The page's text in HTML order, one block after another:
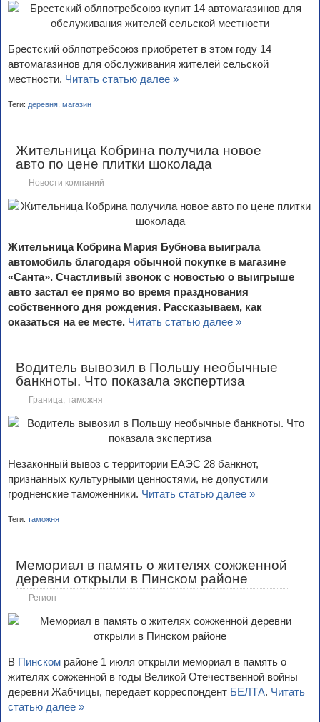
Брестский облпотребсоюз приобретет в этом году 14
автомагазинов для обслуживания жителей сельской
местности. Читать статью далее »
Теги: деревня магазин
Жительница Кобрина получила новое
авто по цене плитки шоколада
Новости компаний
Жительница Кoбрина Мария Бубнова выиграла
автомобиль благодаря обычной покупке в магазине
«Санта». Счастливый звонок с новостью о выигрыше
авто застал ее прямо во время празднования
собственного дня рождения. Рассказываем, как
оказаться на ее месте. Читать статью далее »
Водитель вывозил в Польшу необычные
банкноты. Что показала экспертиза
Граница, таможня
Незаконный вывоз с территории ЕАЭС 28 банкнот,
признанных культурными ценностями, не допустили
гродненские таможенники. Читать статью далее »
Теги: таможня
Мемориал в память о жителях сожженной
деревни открыли в Пинском районе
Регион
В Пинском районе 1 июля открыли мемориал в память о
жителях сожженной в годы Великой Отечественной войны
деревни Жабчицы, передает корреспондент БЕЛТА. Читать
статью далее »